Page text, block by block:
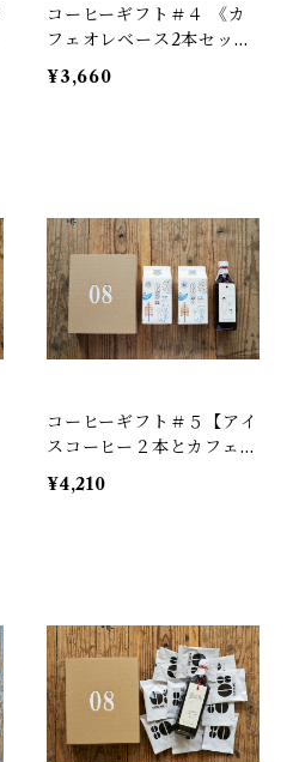
コーヒーギフト＃４ 《カ
フェオレベース2本セッ
ト》
¥3,660
コーヒーギフト＃５【アイ
スコーヒー２本とカフェオ
レベースのセット】
¥4,210